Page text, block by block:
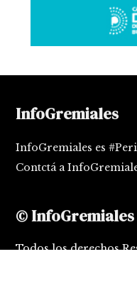
InfoGremiales
InfoGremiales es
Contctá a
© InfoGremiales
Todos los derechos